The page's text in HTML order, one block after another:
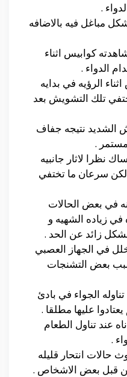
.
مباغل فيه بالاضافه
كوابيس اثناء
الدواء .
الرؤيه في بدايه
تلك التشويش بعد
الشديد نتيجه جفاف
.
نظرا لاثار جانبيه
سرعان ما تختفي
في بعض الحالات
في زياده الشهيه و
زائد عن الحد .
في الجهاز العصبي
بعض التشنجات
الجواء في بادئ
عليها مطلقا .
عند تناول الطعام
.
حالات انتحار قليله
قبل بعض الاشخاص .